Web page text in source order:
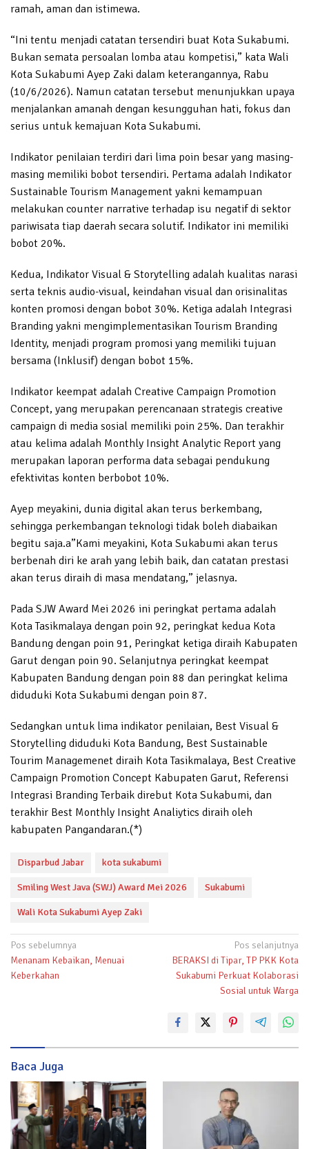
ramah, aman dan istimewa.
“Ini tentu menjadi catatan tersendiri buat Kota Sukabumi.
Bukan semata persoalan lomba atau kompetisi,” kata Wali
Kota Sukabumi Ayep Zaki dalam keterangannya, Rabu
(10/6/2026). Namun catatan tersebut menunjukkan upaya
menjalankan amanah dengan kesungguhan hati, fokus dan
serius untuk kemajuan Kota Sukabumi.
Indikator penilaian terdiri dari lima poin besar yang masing-
masing memiliki bobot tersendiri. Pertama adalah Indikator
Sustainable Tourism Management yakni kemampuan
melakukan counter narrative terhadap isu negatif di sektor
pariwisata tiap daerah secara solutif. Indikator ini memiliki
bobot 20%.
Kedua, Indikator Visual & Storytelling adalah kualitas narasi
serta teknis audio-visual, keindahan visual dan orisinalitas
konten promosi dengan bobot 30%. Ketiga adalah Integrasi
Branding yakni mengimplementasikan Tourism Branding
Identity, menjadi program promosi yang memiliki tujuan
bersama (Inklusif) dengan bobot 15%.
Indikator keempat adalah Creative Campaign Promotion
Concept, yang merupakan perencanaan strategis creative
campaign di media sosial memiliki poin 25%. Dan terakhir
atau kelima adalah Monthly Insight Analytic Report yang
merupakan laporan performa data sebagai pendukung
efektivitas konten berbobot 10%.
Ayep meyakini, dunia digital akan terus berkembang,
sehingga perkembangan teknologi tidak boleh diabaikan
begitu saja.a”Kami meyakini, Kota Sukabumi akan terus
berbenah diri ke arah yang lebih baik, dan catatan prestasi
akan terus diraih di masa mendatang,” jelasnya.
Pada SJW Award Mei 2026 ini peringkat pertama adalah
Kota Tasikmalaya dengan poin 92, peringkat kedua Kota
Bandung dengan poin 91, Peringkat ketiga diraih Kabupaten
Garut dengan poin 90. Selanjutnya peringkat keempat
Kabupaten Bandung dengan poin 88 dan peringkat kelima
diduduki Kota Sukabumi dengan poin 87.
Sedangkan untuk lima indikator penilaian, Best Visual &
Storytelling diduduki Kota Bandung, Best Sustainable
Tourim Managemenet diraih Kota Tasikmalaya, Best Creative
Campaign Promotion Concept Kabupaten Garut, Referensi
Integrasi Branding Terbaik direbut Kota Sukabumi, dan
terakhir Best Monthly Insight Analiytics diraih oleh
kabupaten Pangandaran.(*)
Disparbud Jabar kota sukabumi
Smiling West Java (SWJ) Award Mei 2026 Sukabumi
Wali Kota Sukabumi Ayep Zaki
Navigasi
pos
Pos sebelumnya
Menanam Kebaikan, Menuai
Keberkahan
Pos selanjutnya
BERAKSI di Tipar, TP PKK Kota
Sukabumi Perkuat Kolaborasi
Sosial untuk Warga
Baca Juga